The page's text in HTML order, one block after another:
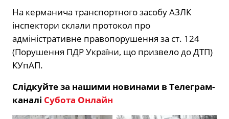
На керманича транспортного засобу АЗЛК
інспектори склали протокол про
адміністративне правопорушення за ст. 124
(Порушення ПДР України, що призвело до ДТП)
КУпАП.
Слідкуйте за нашими новинами в Телеграм-
каналі Субота Онлайн